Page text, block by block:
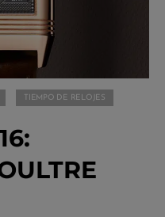
TIEMPO DE RELOJES